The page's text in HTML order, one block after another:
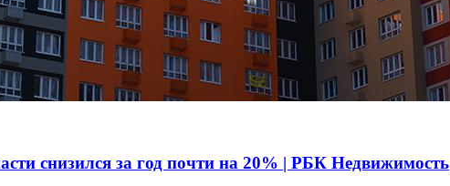
снизился за год почти на 20% | РБК Недвижимость